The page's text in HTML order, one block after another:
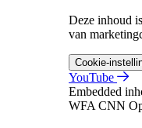
Deze inhoud
van
Cookie-
YouTube
Embedded
WFA CNN